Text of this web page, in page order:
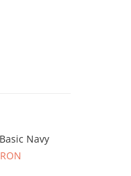
Navy